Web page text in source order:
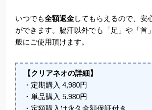
いつでも全額返金してもらえるので、安
ができます。脇汗以外でも「足」や「首
般にご使用頂けます。
【クリアネオの詳細】
・定期購入 4,980円
・単品購入 5.980円
・定額購入は永久全額保証付き